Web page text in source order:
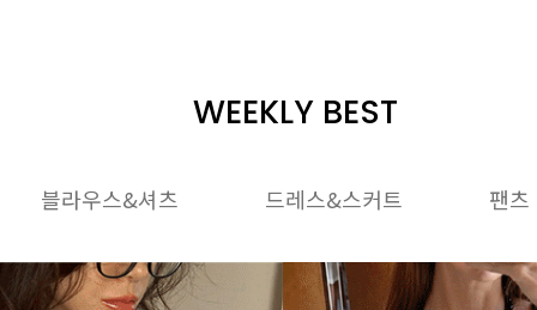
WEEKLY BEST
블라우스&셔츠 드레스&스커트 팬츠